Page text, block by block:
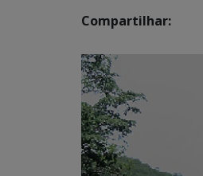
Compartilhar: